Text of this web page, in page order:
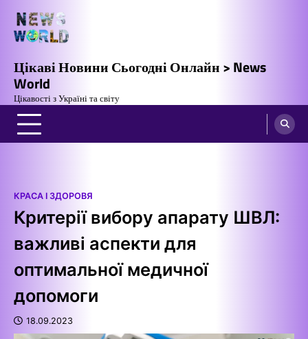
вмісту
Цікаві Новини Сьогодні Онлайн > News
World
Цікавості з Україні та світу
КРАСА І ЗДОРОВЯ
Критерії вибору апарату ШВЛ:
важливі аспекти для
оптимальної медичної
допомоги
18.09.2023